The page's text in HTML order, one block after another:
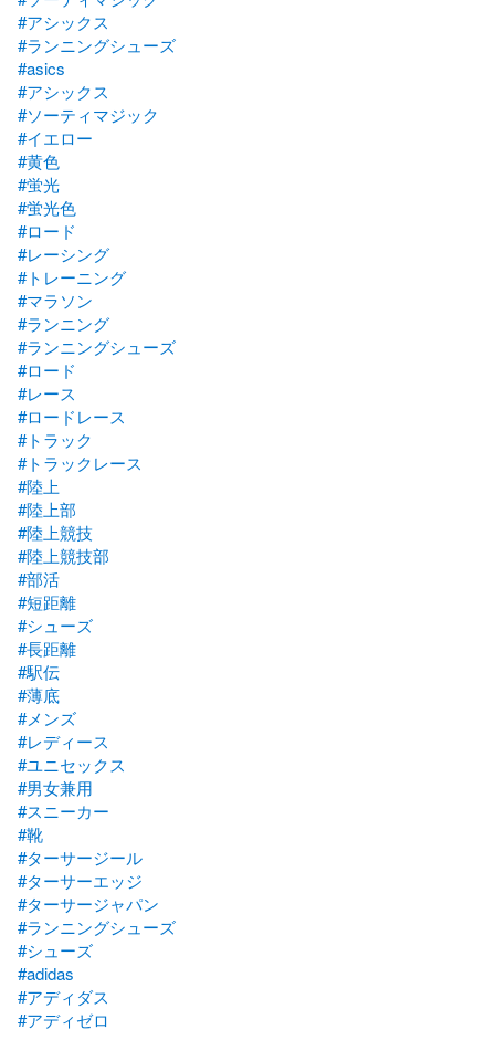
#アシックス
#ランニングシューズ
#asics
#アシックス
#ソーティマジック
#イエロー
#黄色
#蛍光
#蛍光色
#ロード
#レーシング
#トレーニング
#マラソン
#ランニング
#ランニングシューズ
#ロード
#レース
#ロードレース
#トラック
#トラックレース
#陸上
#陸上部
#陸上競技
#陸上競技部
#部活
#短距離
#シューズ
#長距離
#駅伝
#薄底
#メンズ
#レディース
#ユニセックス
#男女兼用
#スニーカー
#靴
#ターサージール
#ターサーエッジ
#ターサージャパン
#ランニングシューズ
#シューズ
#adidas
#アディダス
#アディゼロ